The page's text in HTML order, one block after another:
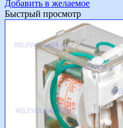
Добавить в желаемое
Быстрый просмотр